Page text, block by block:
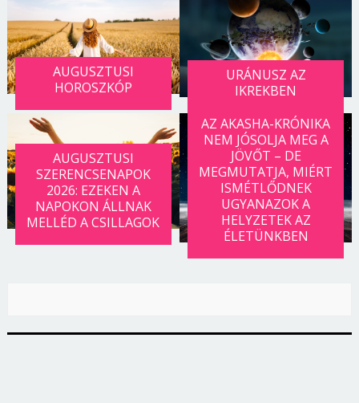
AUGUSZTUSI
HOROSZKÓP
URÁNUSZ AZ
IKREKBEN
AUGUSZTUSI
SZERENCSENAPOK
2026: EZEKEN A
NAPOKON ÁLLNAK
MELLÉD A CSILLAGOK
AZ AKASHA-KRÓNIKA
NEM JÓSOLJA MEG A
JÖVŐT – DE
MEGMUTATJA, MIÉRT
ISMÉTLŐDNEK
UGYANAZOK A
HELYZETEK AZ
ÉLETÜNKBEN